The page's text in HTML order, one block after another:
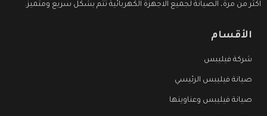
اكثر من مرة، الصيانة لجميع الاجهزة الكهربائية تتم بشكل سريع ومتميز.
الأقسام
شركة فيليبس
صيانة فيليبس الرئيسي
صيانة فيليبس وعناوينها